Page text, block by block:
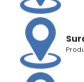
MAKE IT Social